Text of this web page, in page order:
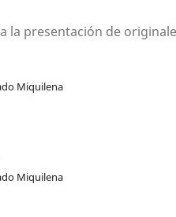
la presentación de
Miquilena
Miquilena